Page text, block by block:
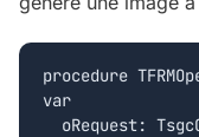
procedure
var
oRequest: